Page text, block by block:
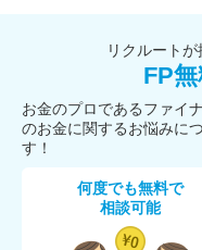
リクルート
FP
お金のプロであるファイ
のお金に関するお悩みに
す！
何度でも無料で
相談可能